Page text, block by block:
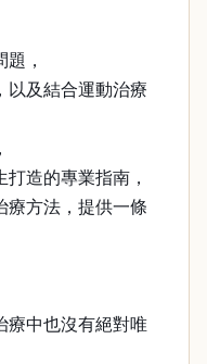
，
以及結合運動治療
造的專業指南，
療方法，提供一條
療中也沒有絕對唯